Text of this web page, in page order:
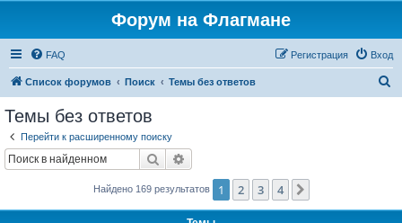
Форум на Флагмане
FAQ Вход
Регистрация
Список форумов Поиск Темы без ответов
Темы без ответов
Перейти к расширенному поиску
Поиск
Найдено 169 результатов 1 2 3 4